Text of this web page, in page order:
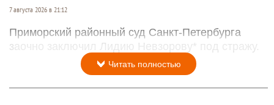
7 августа 2026 в 21:12
Приморский районный суд Санкт-Петербурга
заочно заключил Лидию Невзорову* под стражу.
Читать полностью